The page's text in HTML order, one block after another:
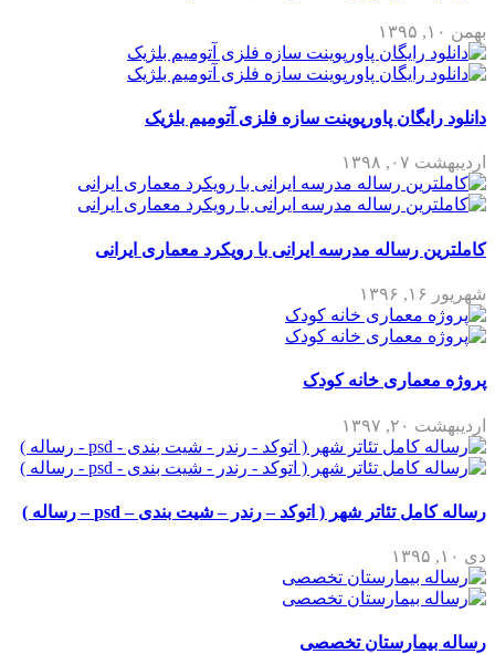
بهمن ۱۰, ۱۳۹۵
دانلود رایگان پاورپوینت سازه فلزی آتومیم بلژیک
اردیبهشت ۰۷, ۱۳۹۸
کاملترین رساله مدرسه ایرانی با رویکرد معماری ایرانی
شهریور ۱۶, ۱۳۹۶
پروژه معماری خانه کودک
اردیبهشت ۲۰, ۱۳۹۷
رساله کامل تئاتر شهر ( اتوکد – رندر – شیت بندی – psd – رساله )
دی ۱۰, ۱۳۹۵
رساله بیمارستان تخصصی